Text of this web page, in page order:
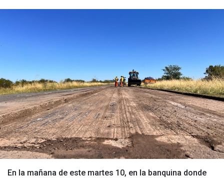
En la mañana de este martes 10, en la banquina donde